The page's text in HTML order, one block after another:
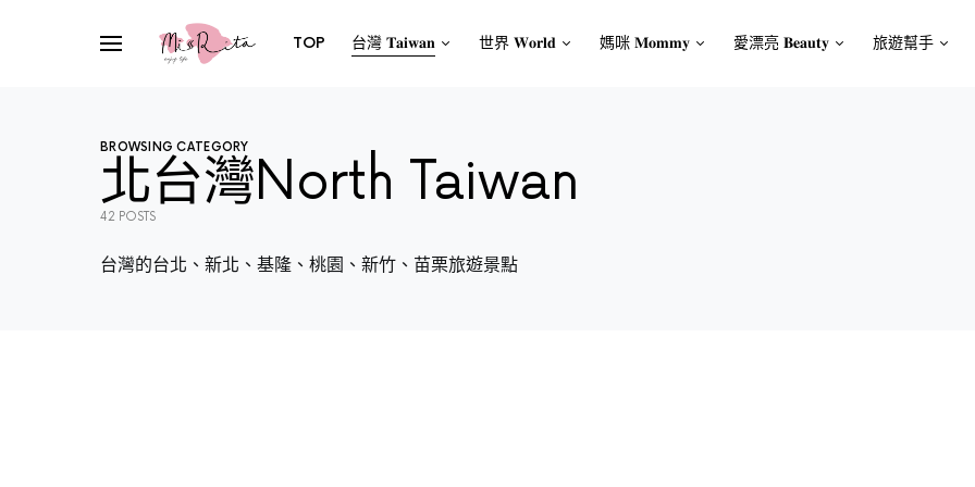
TOP 台灣 𝐓𝐚𝐢𝐰𝐚𝐧 世界 𝐖𝐨𝐫𝐥𝐝 媽咪 𝐌𝐨𝐦𝐦𝐲 愛漂亮 𝐁𝐞𝐚𝐮𝐭𝐲 旅遊幫手
BROWSING CATEGORY
北台灣North Taiwan
42 POSTS
台灣的台北、新北、基隆、桃園、新竹、苗栗旅遊景點